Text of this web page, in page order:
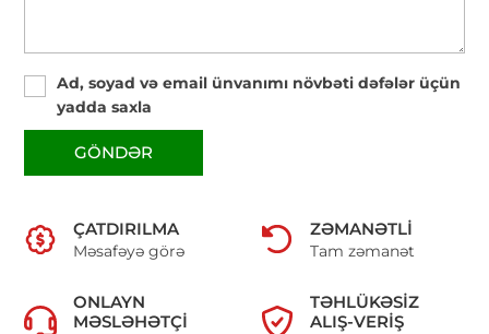
Ad, soyad və email ünvanımı növbəti dəfələr üçün
yadda saxla
GÖNDƏR
ÇATDIRILMA
Məsafəyə görə
ZƏMANƏTLI
Tam zəmanət
ONLAYN
MƏSLƏHƏTÇI
TƏHLÜKƏSIZ
ALIŞ-VERIŞ